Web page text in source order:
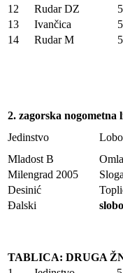
12
Rudar DZ 5
13
Ivančica 5
14
Rudar M 5
2. zagorska nogometna
Jedinstvo
Mladost B
Milengrad 2005
Sloga
Desinić
Đalski
TABLICA: DRUGA